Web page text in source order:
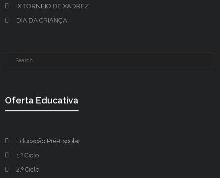
IX TORNEIO DE XADREZ
DIA DA CRIANÇA
Oferta Educativa
Educação Pré-Escolar
1.º Ciclo
2.º Ciclo